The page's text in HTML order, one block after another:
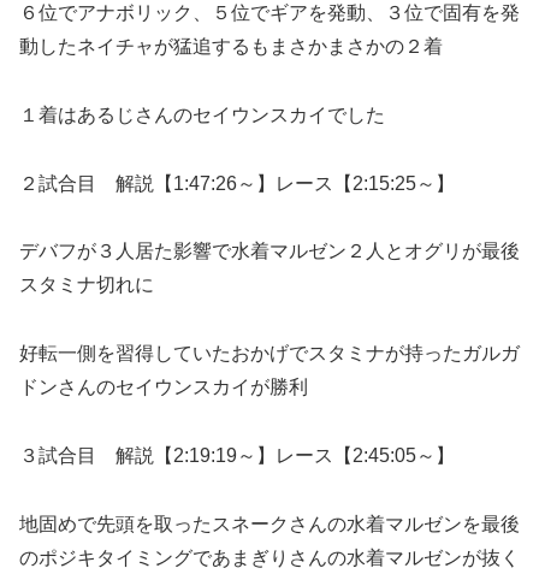
６位でアナボリック、５位でギアを発動、３位で固有を発
動したネイチャが猛追するもまさかまさかの２着
１着はあるじさんのセイウンスカイでした
２試合目 解説【1:47:26～】レース【2:15:25～】
デバフが３人居た影響で水着マルゼン２人とオグリが最後
スタミナ切れに
好転一側を習得していたおかげでスタミナが持ったガルガ
ドンさんのセイウンスカイが勝利
３試合目 解説【2:19:19～】レース【2:45:05～】
地固めで先頭を取ったスネークさんの水着マルゼンを最後
のポジキタイミングであまぎりさんの水着マルゼンが抜く